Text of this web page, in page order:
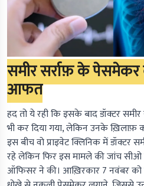
समीर सर्राफ़ के पेसमेकर
आफत
हद तो ये रही कि इसके बाद डॉक्टर
भी कर दिया गया, लेकिन उनके ख़िलाफ़
इस बीच वो प्राइवेट क्लिनिक में डॉक्टर
रहे लेकिन फिर इस मामले की जांच
ऑफिसर ने की। आख़िरकार 7 नवंबर को